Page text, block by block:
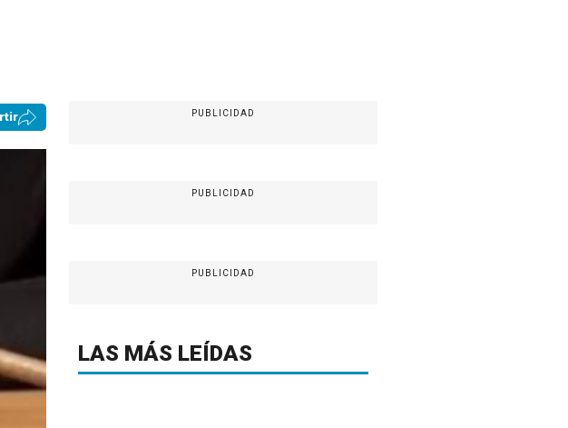
PUBLICIDAD
PUBLICIDAD
PUBLICIDAD
LAS MÁS LEÍDAS